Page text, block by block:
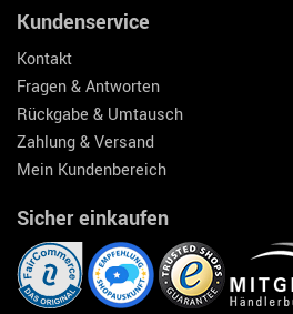
Kundenservice
Kontakt
Fragen & Antworten
Rückgabe & Umtausch
Zahlung & Versand
Mein Kundenbereich
Sicher einkaufen